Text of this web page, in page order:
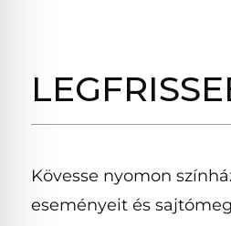
Kövesse nyomon
eseményeit és